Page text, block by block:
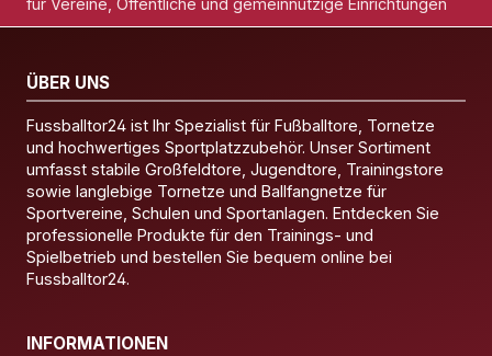
für Vereine, Öffentliche und gemeinnützige Einrichtungen
ÜBER UNS
Fussballtor24 ist Ihr Spezialist für Fußballtore, Tornetze
und hochwertiges Sportplatzzubehör. Unser Sortiment
umfasst stabile Großfeldtore, Jugendtore, Trainingstore
sowie langlebige Tornetze und Ballfangnetze für
Sportvereine, Schulen und Sportanlagen. Entdecken Sie
professionelle Produkte für den Trainings- und
Spielbetrieb und bestellen Sie bequem online bei
Fussballtor24.
INFORMATIONEN